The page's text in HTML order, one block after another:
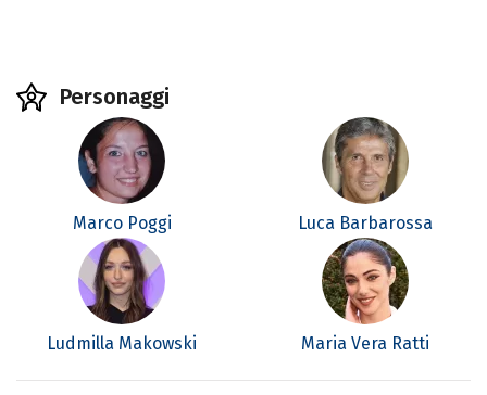
Personaggi
Marco Poggi Luca Barbarossa
Ludmilla Makowski Maria Vera Ratti